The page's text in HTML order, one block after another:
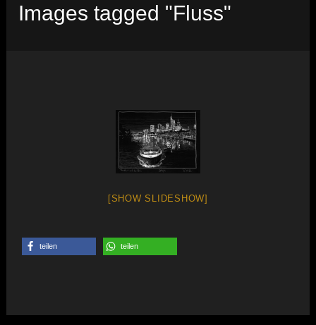
Images tagged "Fluss"
[SHOW SLIDESHOW]
teilen teilen